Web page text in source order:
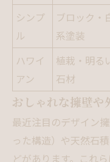
シンプ
ル
ブロック・
系塗装
ハワイ
アン
植栽・明る
石材
おしゃれな擁壁や
最近注目のデザイン
った構造）や天然石
どがあります。これ